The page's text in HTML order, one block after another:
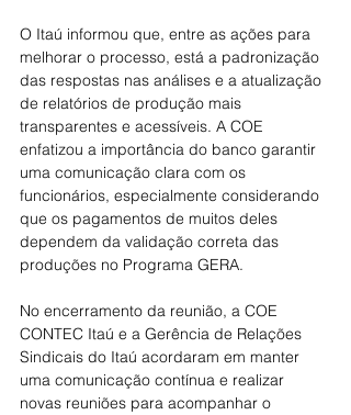
O Itaú informou que, entre as ações para
melhorar o processo, está a padronização
das respostas nas análises e a atualização
de relatórios de produção mais
transparentes e acessíveis. A COE
enfatizou a importância do banco garantir
uma comunicação clara com os
funcionários, especialmente considerando
que os pagamentos de muitos deles
dependem da validação correta das
produções no Programa GERA.
No encerramento da reunião, a COE
CONTEC Itaú e a Gerência de Relações
Sindicais do Itaú acordaram em manter
uma comunicação contínua e realizar
novas reuniões para acompanhar o